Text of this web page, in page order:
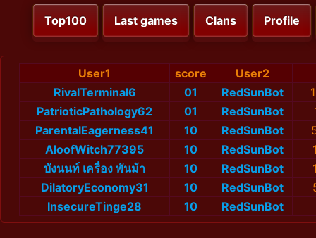
Top100 Last games Clans Profile
User1 score
User2
RivalTerminal6
01 RedSunBot
PatrioticPathology62
01 RedSunBot
ParentalEagerness41
10 RedSunBot
AloofWitch77395
10 RedSunBot
บังนนท์ เครื่อง พันม้า
10 RedSunBot
DilatoryEconomy31
10 RedSunBot
InsecureTinge28
10 RedSunBot